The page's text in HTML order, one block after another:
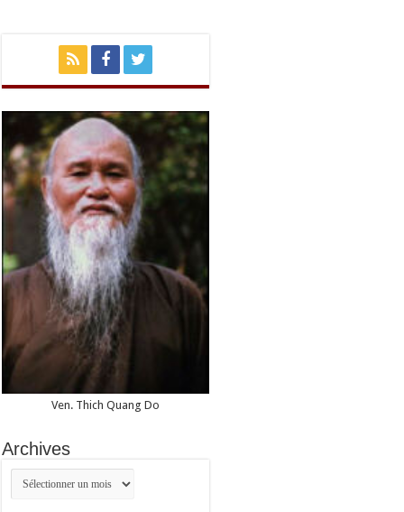
Ven. Thich Quang Do
Archives
Archives